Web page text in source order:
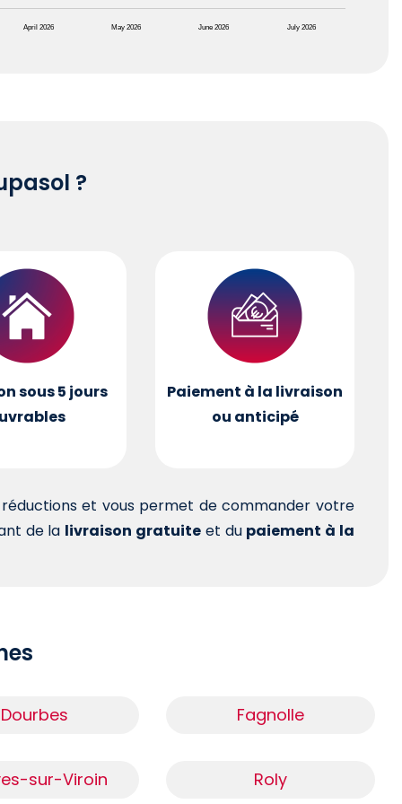
April 2026 May 2026 June 2026 July 2026
?
sous 5 jours
Paiement à la livraison
ou anticipé
et vous permet de commander votre
de la livraison gratuite et du paiement à la
Dourbes Fagnolle
sur-Viroin Roly